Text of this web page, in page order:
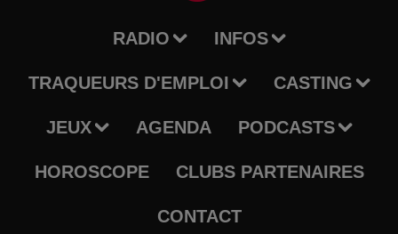
RADIO INFOS
TRAQUEURS D'EMPLOI CASTING
JEUX AGENDA PODCASTS
HOROSCOPE CLUBS PARTENAIRES
CONTACT